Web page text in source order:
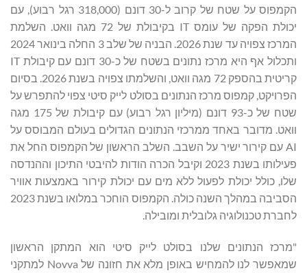
הקמפוס על שטח של קרוב ל-30 דונם (318,000 רגל רבוע), עם
יכולת הפקה של עומס IT בקיבולת של 72 מגה וואט. השלמת
המרכז צפויה עד שנת 2026. הבניה של שלב 3 החלה בינואר 2024
ותכלול אף היא מרכז נתונים בשטח של כ-30 דונם עם קיבולת IT
קריטית בהספק 72 מגה וואט, והשלמתו צפויה בשנת 2026. בסיום
הפרויקט, קמפוס מרכז הנתונים בסולט לייק סיטי צפוי להתפרש על
שטח של כ-93 דונם (מיליון רגל רבוע) עם קיבולת של 175 מגה
וואט. מדובר באחד ממרכזי הנתונים הגדולים בעולם המבוסס על
AI עם קירור ישיר על השבב. השלב הראשון של הקמפוס החל את
פעילותו בשנת 2023 וקיבל הכרה הודות להיבטי התיכון וההנדסה
שלו, כולל יכולת לפעול ללא מים עם יכולת קירור באמצעות אוויר
הסביבה במהלך השנה כולה. הקמפוס הוחכר במלואו בשנת 2023
לחברת טכנולוגיה גלובלית ומובילה.
"מרכז הנתונים שלנו בסולט לייק סיטי הוא המתקן הראשון
שמאפשר לנו להמחיש באופן מלא את חזונה של Novva למתקני